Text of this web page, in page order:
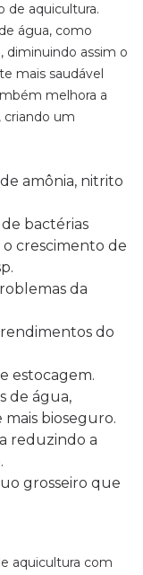
de aquicultura.
água, como
diminuindo assim o
mais saudável
melhora a
criando um
amônia, nitrito
bactérias
crescimento de
da
do
estocagem.
de água,
bioseguro.
reduzindo a
grosseiro que
aquicultura com